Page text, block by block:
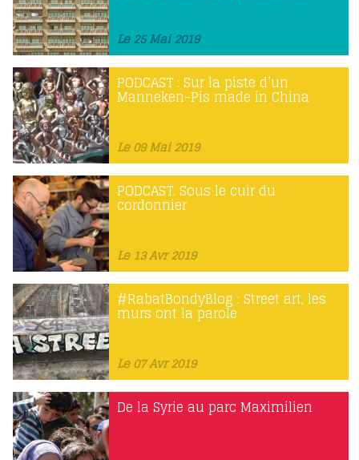
Le 25 Mai 2019
PODCAST : Sur la piste d’un
Manneken-Pis made in China
Le 09 Mai 2019
PODCAST. Sous le cuir du
cordonnier
Le 13 Avr 2019
#RabatBondyBlog : Street art, les
murs ont la parole
Le 07 Avr 2019
De la Syrie au parc Maximilien